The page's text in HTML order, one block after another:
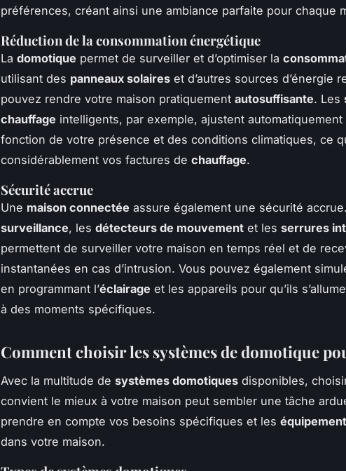
préférences, créant ainsi une ambiance parfaite pour chaque
Réduction de la consommation énergétique
La domotique permet de surveiller et d’optimiser la
utilisant des panneaux solaires et d’autres sources d’énergie
pouvez rendre votre maison pratiquement autosuffisante. Les
chauffage intelligents, par exemple, ajustent
fonction de votre présence et des conditions climatiques, ce
considérablement vos factures de chauffage.
Sécurité accrue
Une maison connectée assure également une sécurité
surveillance, les détecteurs de mouvement et les serrures
permettent de surveiller votre maison en temps réel et de
instantanées en cas d’intrusion. Vous pouvez également
en programmant l’éclairage et les appareils pour qu’ils
à des moments spécifiques.
Comment choisir les systèmes de domotique
Avec la multitude de systèmes domotiques disponibles,
convient le mieux à votre maison peut sembler une tâche
prendre en compte vos besoins spécifiques et les
dans votre maison.